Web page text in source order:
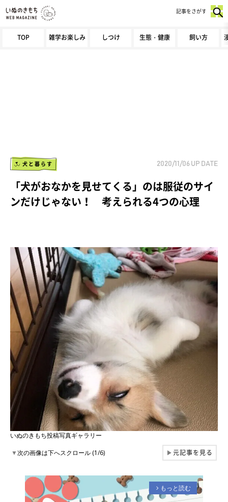
TOP 雑学お楽しみ しつけ 生態・健康 飼い方
記事をさがす
犬と暮らす 2020/11/06 UP DATE
「犬がおなかを見せてくる」のは服従のサイ
ンだけじゃない！ 考えられる4つの心理
いぬのきもち投稿写真ギャラリー
▼次の画像は下へスクロール (1/6) ▶元記事を見る
arrow_forward_ios もっと読む